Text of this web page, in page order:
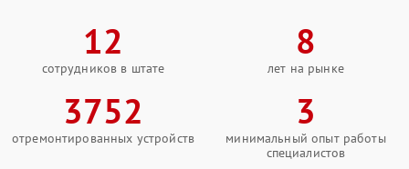
12
сотрудников в штате
8
лет на рынке
3752
отремонтированных устройств
3
минимальный опыт работы
специалистов